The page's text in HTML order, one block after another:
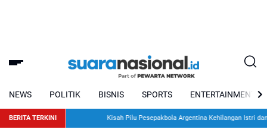
NEWS POLITIK BISNIS SPORTS ENTERTAINMENT
BERITA TERKINI Kisah Pilu Pesepakbola Argentina Kehilangan Istri dan Dua